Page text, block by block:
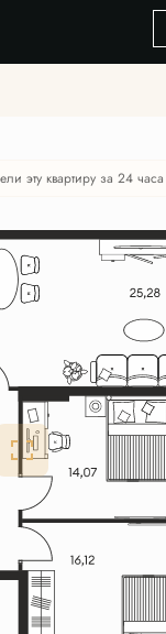
эту квартиру за 24 часа